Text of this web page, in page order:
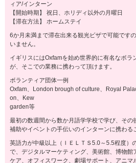
ィア/インターン
【開始時期】 祝日、ホリディ以外の月曜日
【滞在方法】 ホームステイ
6か月未満まで滞在出来る観光ビザで可能です
いません。
イギリスにはOxfamを始め世界的に有名なボラ
が、そこでの業務に携わって頂けます。
ボランティア団体一例
Oxfam、London brough of culture、Royal
on、Kew
garden等
最初の数週間から数か月語学学校で学び、その
補助やイベントの手伝いのインターンに携わる
英語力が中級以上（ＩＥＬＴＳ5.0～5.5程度）
で、デジタルマーケティング、美術館、博物館
ケア、オフィスワーク、劇場サポート、アニマ